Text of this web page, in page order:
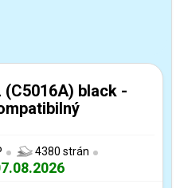
(C5016A) black -
4380 strán